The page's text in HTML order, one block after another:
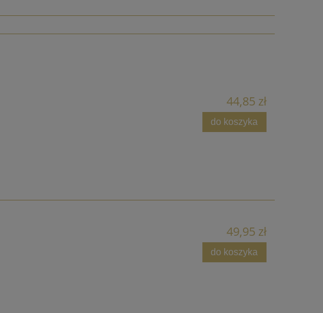
44,85 zł
do koszyka
49,95 zł
do koszyka